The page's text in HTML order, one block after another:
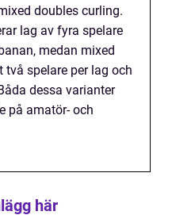
doubles curling.
lag av fyra spelare
medan mixed
spelare per lag och
dessa varianter
på amatör- och
här